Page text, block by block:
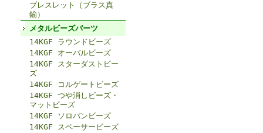
ブレスレット（ブラス真
鍮）
メタルビーズパーツ
14KGF ラウンドビーズ
14KGF オーバルビーズ
14KGF スターダストビー
ズ
14KGF コルゲートビーズ
14KGF つや消しビーズ・
マットビーズ
14KGF ソロバンビーズ
14KGF スペーサービーズ